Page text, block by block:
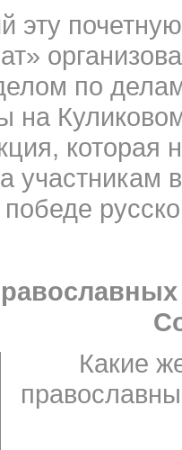
эту
по
на
которая
участникам
Какие